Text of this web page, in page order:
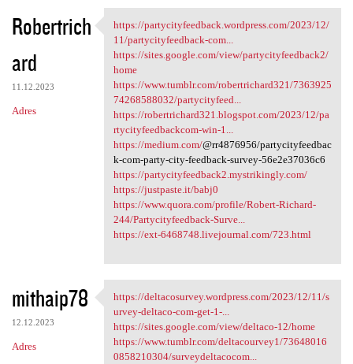
K
o
m
e
n
Robertrich
ard
11.12.2023
Adres
https://partycityfeedback
https://partycityfeedback.wordpress.com/2023/12/
11/partycityfeedback-com...
https://sites.google.com/view/partycityfeedback2/
home
https://www.tumblr.com/robertrichard321/7363925
74268588032/partycityfeed...
https://robertrichard321.blogspot.com/2023/12/pa
rtycityfeedbackcom-win-1...
https://medium.com/@rr4876956/partycityfeedbac
k-com-party-city-feedback-survey-56e2e37036c6
https://partycityfeedback2.mystrikingly.com/
https://justpaste.it/babj0
https://www.quora.com/profile/Robert-Richard-
244/Partycityfeedback-Surve...
https://ext-6468748.livejournal.com/723.html
mithaip78
12.12.2023
Adres
https://deltacosurvey
https://deltacosurvey.wordpress.com/2023/12/11/s
urvey-deltaco-com-get-1-...
https://sites.google.com/view/deltaco-12/home
https://www.tumblr.com/deltacourvey1/73648016
0858210304/surveydeltacocom...